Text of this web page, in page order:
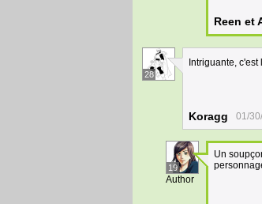
Reen et
28
Intriguante,
Koragg 01/
19
Author
Un